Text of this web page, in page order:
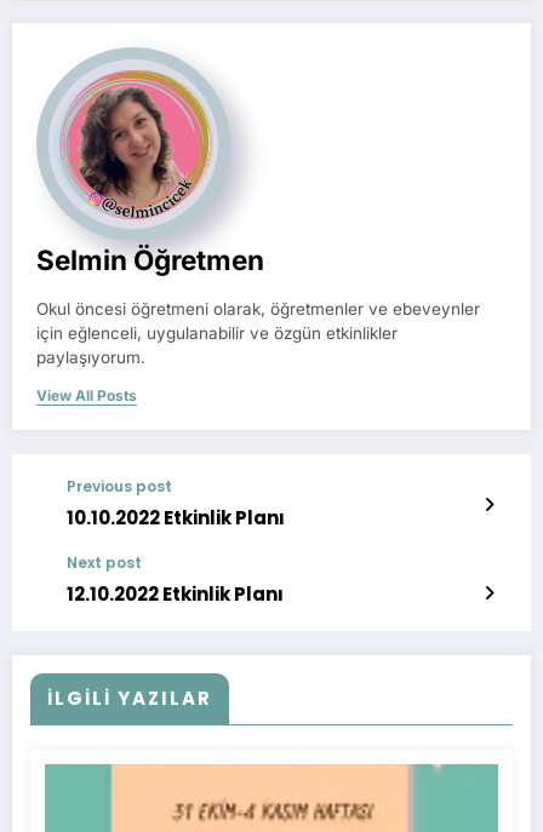
Selmin Öğretmen
Okul öncesi öğretmeni olarak, öğretmenler ve ebeveynler
için eğlenceli, uygulanabilir ve özgün etkinlikler
paylaşıyorum.
View All Posts
Previous post
10.10.2022 Etkinlik Planı
Next post
12.10.2022 Etkinlik Planı
İLGİLİ YAZILAR